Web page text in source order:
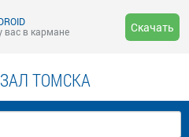
вас в кармане
Скачать
ТОМСКА